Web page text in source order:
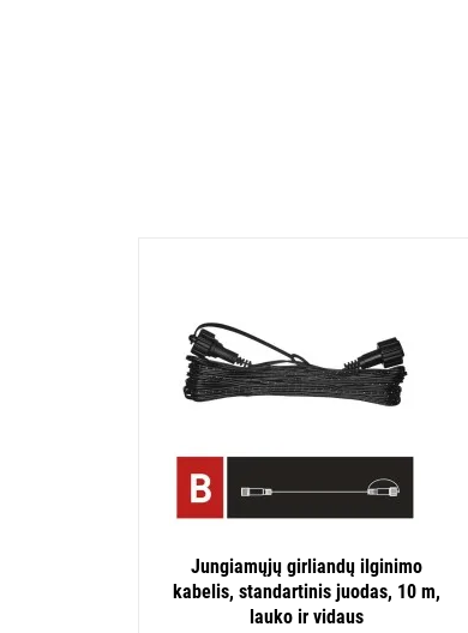
Jungiamųjų girliandų ilginimo
kabelis, standartinis juodas, 10 m,
lauko ir vidaus